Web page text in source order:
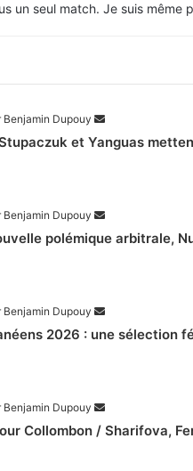
un seul match. Je suis même
Benjamin Dupouy
et Yanguas
Benjamin Dupouy
polémique arbitrale,
Benjamin Dupouy
2026 : une sélection
Benjamin Dupouy
Collombon / Sharifova,